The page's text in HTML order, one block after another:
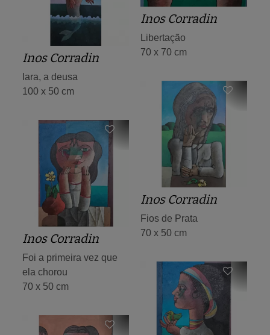
Inos Corradin
Libertação
70 x 70 cm
Inos Corradin
Iara, a deusa
100 x 50 cm
Inos Corradin
Fios de Prata
70 x 50 cm
Inos Corradin
Foi a primeira vez que
ela chorou
70 x 50 cm